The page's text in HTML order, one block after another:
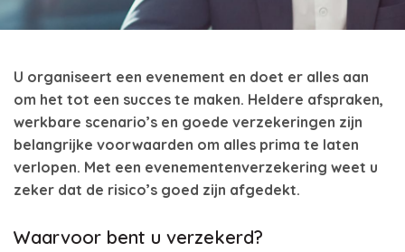
U organiseert een evenement en doet er alles aan
om het tot een succes te maken. Heldere afspraken,
werkbare scenario’s en goede verzekeringen zijn
belangrijke voorwaarden om alles prima te laten
verlopen. Met een evenementenverzekering weet u
zeker dat de risico’s goed zijn afgedekt.
Waarvoor bent u verzekerd?